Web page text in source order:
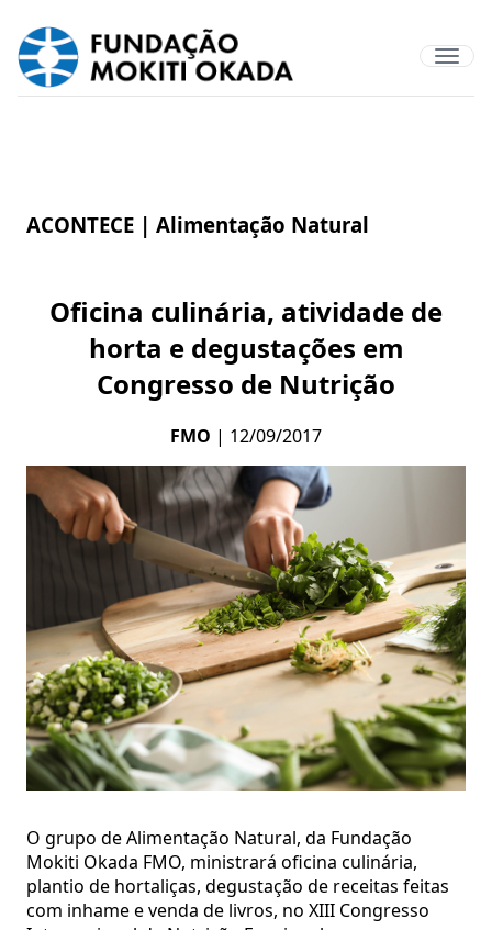
ACONTECE | Alimentação Natural
Oficina culinária, atividade de
horta e degustações em
Congresso de Nutrição
FMO | 12/09/2017
O grupo de Alimentação Natural, da Fundação
Mokiti Okada FMO, ministrará oficina culinária,
plantio de hortaliças, degustação de receitas feitas
com inhame e venda de livros, no XIII Congresso